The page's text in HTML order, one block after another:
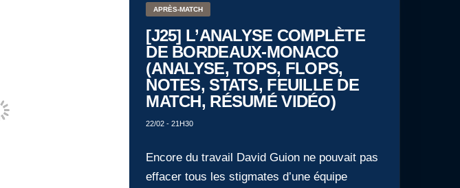
APRÈS-MATCH
[J25] L’ANALYSE COMPLÈTE
DE BORDEAUX-MONACO
(ANALYSE, TOPS, FLOPS,
NOTES, STATS, FEUILLE DE
MATCH, RÉSUMÉ VIDÉO)
22/02 - 21H30
Encore du travail David Guion ne pouvait pas
effacer tous les stigmates d’une équipe